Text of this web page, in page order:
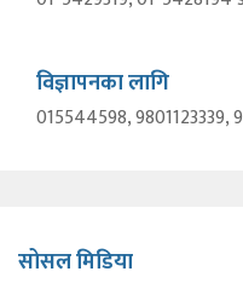
विज्ञापनका लागि
015544598, 9801123339,
सोसल मिडिया